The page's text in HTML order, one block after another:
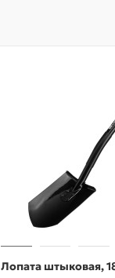
Лопата штыковая,